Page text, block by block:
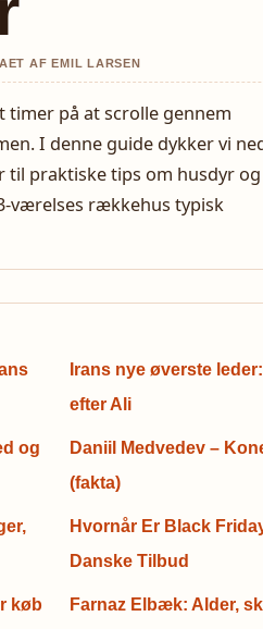
AF EMIL LARSEN
på at scrolle gennem
I denne guide dykker vi
til praktiske tips om husdyr og
rækkehus typisk
Irans nye øverste
efter Ali
og
Daniil Medvedev –
(fakta)
Hvornår Er Black
Danske Tilbud
køb
Farnaz Elbæk: Alder,